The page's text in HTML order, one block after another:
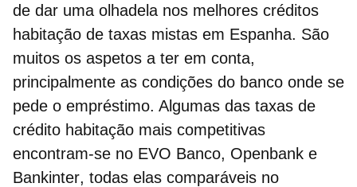
de dar uma olhadela nos melhores créditos
habitação de taxas mistas em Espanha. São
muitos os aspetos a ter em conta,
principalmente as condições do banco onde se
pede o empréstimo. Algumas das taxas de
crédito habitação mais competitivas
encontram-se no EVO Banco, Openbank e
Bankinter, todas elas comparáveis no